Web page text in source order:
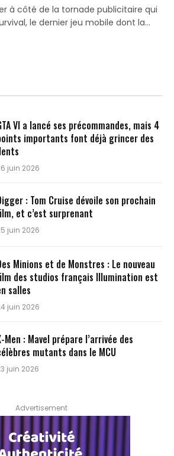
à côté de la tornade publicitaire qui
le dernier jeu mobile dont la…
VI a lancé ses précommandes, mais 4
importants font déjà grincer des
juin 2026
: Tom Cruise dévoile son prochain
et c’est surprenant
juin 2026
Minions et de Monstres : Le nouveau
des studios français Illumination est
salles
juin 2026
Men : Mavel prépare l’arrivée des
mutants dans le MCU
juin 2026
Advertisement